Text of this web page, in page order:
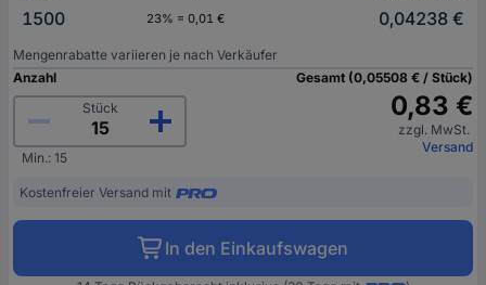
1500
23% = 0,01 € 0,04238 €
Mengenrabatte variieren je nach Verkäufer
Anzahl
Stück
Min.: 15
Gesamt (0,05508 € / Stück)
0,83 €
zzgl. MwSt.
Versand
Kostenfreier Versand mit
In den Einkaufswagen